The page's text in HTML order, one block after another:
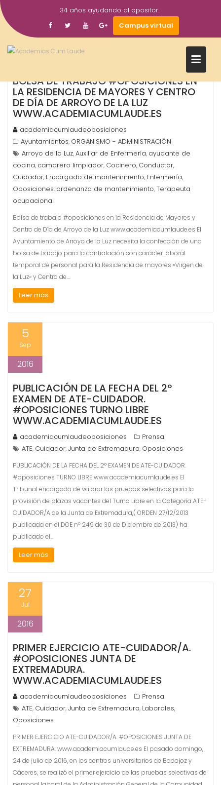
Saltar
al
contenido
34 años ayudando al opositor.
Campus virtual
Feb
2017
BOLSA DE TRABAJO #OPOSICIONES EN
LA RESIDENCIA DE MAYORES Y CENTRO
DE DÍA DE ARROYO DE LA LUZ
WWW.ACADEMIACUMLAUDE.ES
academiacumlaudeoposiciones
Ayuntamientos, ORGANISMO - ADMINISTRACIÓN
Arroyo de la Luz,Auxiliar de Enfermería, ayudante de
cocina, camarero limpiador, Cocinero, Conductor,
Cuidador, Encargado de mantenimiento, Enfermería,
Oposiciones, ordenanza de mantenimiento,Terapeuta
ocupacional
Bolsa de trabajo #oposiciones en la Residencia de Mayores y
Centro de Día de Arroyo de la Luz www.academiacumlaude.es El
Ayuntamiento de Arroyo de la Luz necesita la confección de una
bolsa de trabajo para la contratación con carácter laboral
temporal de personal para la Residencia de mayores «Virgen de
la Luz» y Centro de…
Leer más
5
Sep
2016
PUBLICACIÓN DE LA FECHA DEL 2º
EXAMEN DE ATE-CUIDADOR.
#OPOSICIONES TURNO LIBRE
WWW.ACADEMIACUMLAUDE.ES
academiacumlaudeoposiciones
Prensa
ATE, Cuidador,Junta de Extremadura, Oposiciones
PUBLICACIÓN DE LA FECHA DEL 2º EXAMEN DE ATE-CUIDADOR.
#oposiciones TURNO LIBRE www.academiacumlaude.es El
Tribunal encargado de valorar las pruebas selectivas para la
provisión de plazas vacantes del Turno Libre en la Categoría ATE-
CUIDADOR/A de la Junta de Extremadura,( ORDEN 27/12/2013
publicada en el DOE nº 249 de 30 de Diciembre de 2013) ha
publicado el…
Leer más
27
Jul
2016
PRIMER EJERCICIO ATE-CUIDADOR/A.
#OPOSICIONES JUNTA DE
EXTREMADURA.
WWW.ACADEMIACUMLAUDE.ES
academiacumlaudeoposiciones
Prensa
ATE, Cuidador,Junta de Extremadura, Laborales,
Oposiciones
PRIMER EJERCICIO ATE-CUIDADOR/A. #OPOSICIONES JUNTA DE
EXTREMADURA. www.academiacumlaude.es El pasado domingo,
24 de julio de 2016, en los centros universitarios de Badajoz y
Cáceres, se realizó el primer ejercicio de las pruebas selectivas de